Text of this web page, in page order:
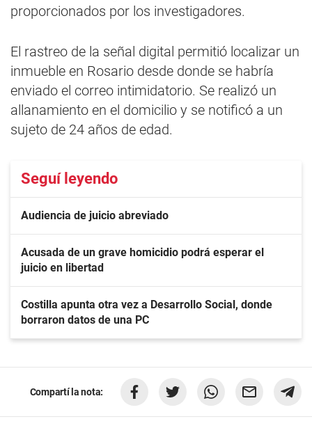
proporcionados por los investigadores.
El rastreo de la señal digital permitió localizar un
inmueble en Rosario desde donde se habría
enviado el correo intimidatorio. Se realizó un
allanamiento en el domicilio y se notificó a un
sujeto de 24 años de edad.
Seguí leyendo
Audiencia de juicio abreviado
Acusada de un grave homicidio podrá esperar el
juicio en libertad
Costilla apunta otra vez a Desarrollo Social, donde
borraron datos de una PC
Compartí la nota: